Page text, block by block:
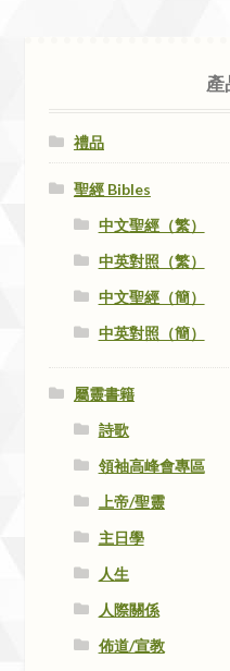
產
禮品
聖經 Bibles
中文聖經（繁）
中英對照（繁）
中文聖經（簡）
中英對照（簡）
屬靈書籍
詩歌
領袖高峰會專區
上帝/聖靈
主日學
人生
人際關係
佈道/宣教